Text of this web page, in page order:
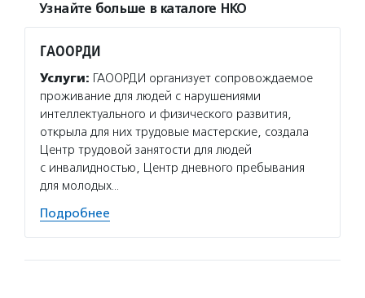
Узнайте больше в каталоге НКО
ГАООРДИ
Услуги: ГАООРДИ организует сопровождаемое
проживание для людей с нарушениями
интеллектуального и физического развития,
открыла для них трудовые мастерские, создала
Центр трудовой занятости для людей
с инвалидностью, Центр дневного пребывания
для молодых…
Подробнее